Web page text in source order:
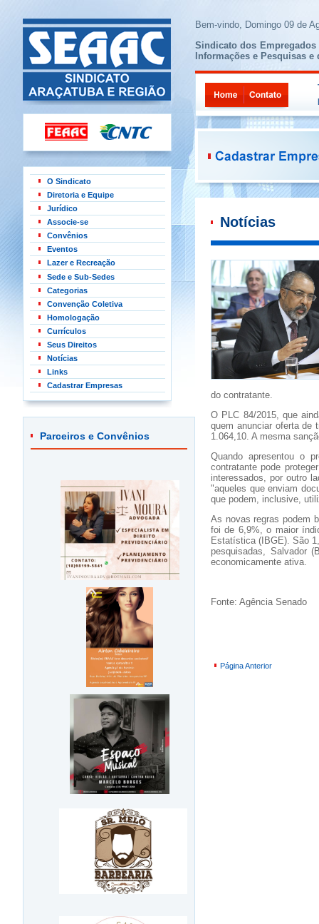
O Sindicato
Diretoria e Equipe
Jurídico
Associe-se
Convênios
Eventos
Lazer e Recreação
Sede e Sub-Sedes
Categorias
Convenção Coletiva
Homologação
Currículos
Seus Direitos
Notícias
Links
Cadastrar Empresas
Parceiros e Convênios
Bem-vindo, Domingo 09 de
Sindicato dos
Informações e Pesquisas
Notícias
do contratante.
O PLC 84/2015, que
quem anunciar oferta de
1.064,10. A mesma
Quando apresentou o
contratante pode
interessados, por outro
"aqueles que enviam
que podem, inclusive,
As novas regras podem
foi de 6,9%, o maior
Estatística (IBGE). São
pesquisadas, Salvador
economicamente ativa.
Fonte: Agência Senado
Página Anterior